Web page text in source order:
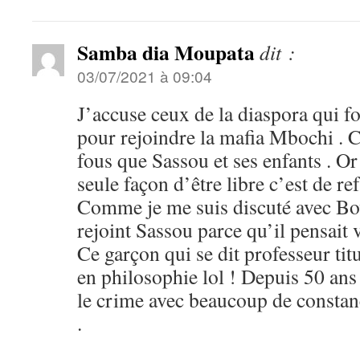
Samba dia Moupatadit :
03/07/2021 à 09:04
J’accuse ceux de la diaspora qui
pour rejoindre la mafia Mbochi .
fous que Sassou et ses enfants .
seule façon d’être libre c’est de
Comme je me suis discuté avec
rejoint Sassou parce qu’il pensait
Ce garçon qui se dit professeur
en philosophie lol ! Depuis 50 ans
le crime avec beaucoup de
.